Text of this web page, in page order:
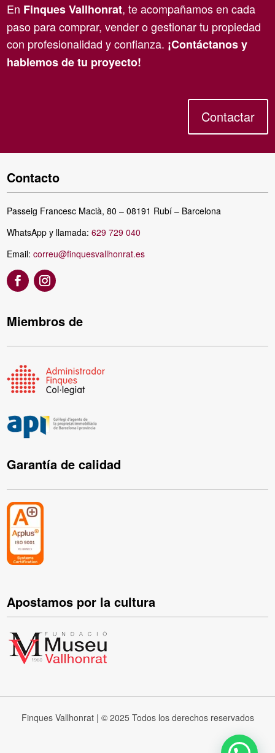
En Finques Vallhonrat, te acompañamos en cada
paso para comprar, vender o gestionar tu propiedad
con profesionalidad y confianza. ¡Contáctanos y
hablemos de tu proyecto!
Contactar
Contacto
Passeig Francesc Macià, 80 – 08191 Rubí – Barcelona
WhatsApp y llamada:629 729 040
Email:correu@finquesvallhonrat.es
Miembros de
Garantía de calidad
Apostamos por la cultura
Finques Vallhonrat | © 2025 Todos los derechos reservados